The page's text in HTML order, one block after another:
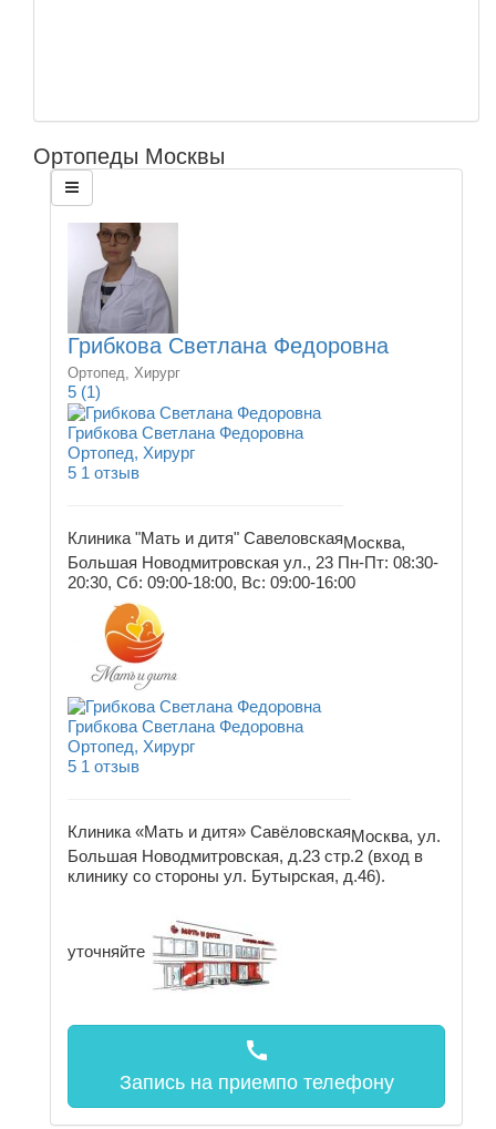
Ортопеды Москвы
Грибкова Светлана Федоровна
Ортопед, Хирург
5 (1)
Грибкова Светлана Федоровна
Ортопед, Хирург
5 1 отзыв
Клиника "Мать и дитя" СавеловскаяМосква,
Большая Новодмитровская ул., 23 Пн-Пт: 08:30-
20:30, Сб: 09:00-18:00, Вс: 09:00-16:00
Грибкова Светлана Федоровна
Ортопед, Хирург
5 1 отзыв
Клиника «Мать и дитя» СавёловскаяМосква, ул.
Большая Новодмитровская, д.23 стр.2 (вход в
клинику со стороны ул. Бутырская, д.46).
уточняйте
call
Запись на приемпо телефону